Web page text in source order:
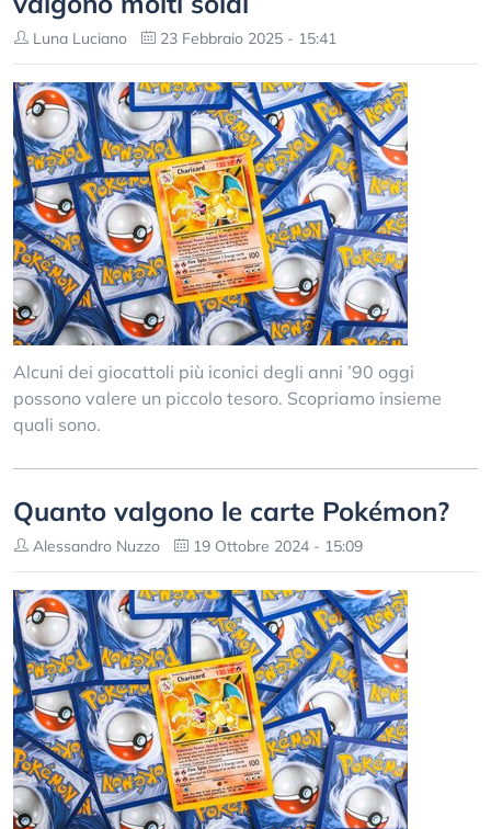
Luna Luciano 23 Febbraio 2025 - 15:41
Alcuni dei giocattoli più iconici degli anni ’90 oggi
possono valere un piccolo tesoro. Scopriamo insieme
quali sono.
Quanto valgono le carte Pokémon?
Alessandro Nuzzo 19 Ottobre 2024 - 15:09